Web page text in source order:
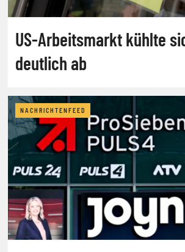
US-Arbeitsmarkt kühlte
deutlich ab
NACHRICHTENFEED